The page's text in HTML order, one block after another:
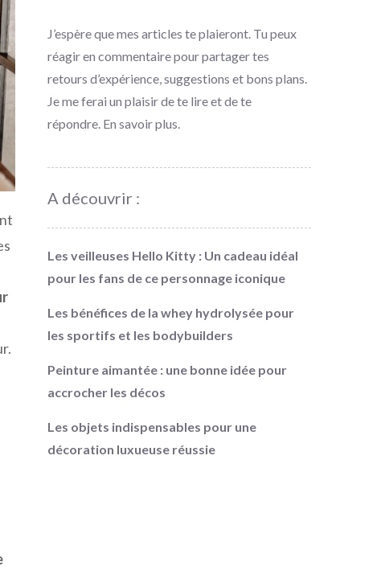
J’espère que mes articles te plaieront. Tu peux
réagir en commentaire pour partager tes
retours d’expérience, suggestions et bons plans.
Je me ferai un plaisir de te lire et de te
répondre. En savoir plus
A découvrir :
Les veilleuses Hello Kitty : Un cadeau idéal
pour les fans de ce personnage iconique
Les bénéfices de la whey hydrolysée pour
les sportifs et les bodybuilders
Peinture aimantée : une bonne idée pour
accrocher les décos
Les objets indispensables pour une
décoration luxueuse réussie